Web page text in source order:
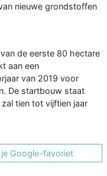
nieuwe grondstoffen
de eerste 80 hectare
aan een
van 2019 voor
De startbouw staat
tien tot vijftien jaar
je Google-favoriet